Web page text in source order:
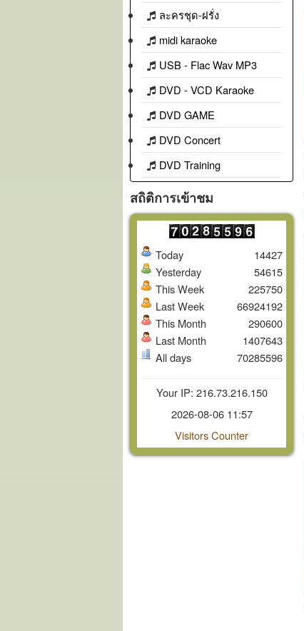
ละครชุด-ฝรั่ง
midi karaoke
USB - Flac Wav MP3
DVD - VCD Karaoke
DVD GAME
DVD Concert
DVD Training
สถิติการเข้าชม
Today
Yesterday
This Week
Last Week
This Month
Last Month
All days
14427
54615
225750
66924192
290600
1407643
70285596
Your IP: 216.73.216.150
2026-08-06 11:57
Visitors Counter